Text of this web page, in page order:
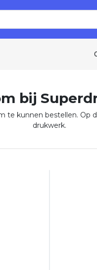
bij
kunnen bestellen.
drukwerk.